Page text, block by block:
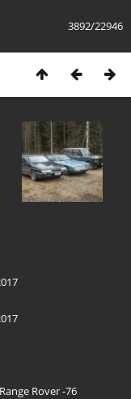
3892/22946
Range Rover -76